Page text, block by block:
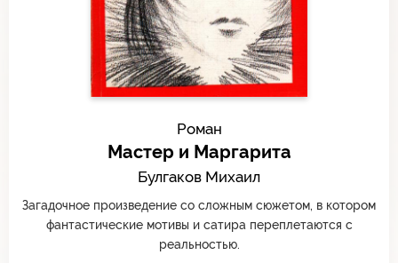
Роман
Мастер и Маргарита
Булгаков Михаил
Загадочное произведение со сложным сюжетом, в котором
фантастические мотивы и сатира переплетаются с
реальностью.